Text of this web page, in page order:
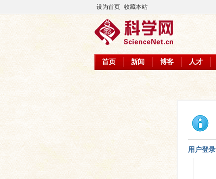
设为首页 收藏本站
首页 新闻 博客 人才
用户登录